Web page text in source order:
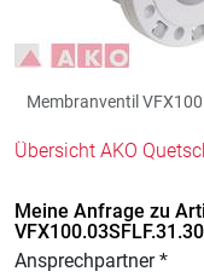
Membranventil
Übersicht AKO
Meine Anfrage zu
Ansprechpartner *